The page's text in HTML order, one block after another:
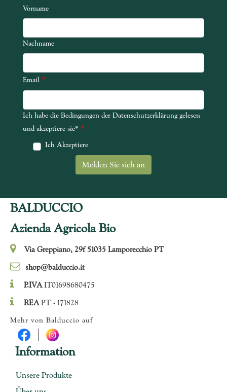
Vorname
Nachname
Email *
Ich habe die Bedingungen der Datenschutzerklärung gelesen und
Ich habe die Bedingungen der Datenschutzerklärung gelesen
und akzeptiere sie* *
Ich Akzeptiere
BALDUCCIO
Azienda Agricola Bio
Via Greppiano, 29f 51035 Lamporecchio PT
shop@balduccio.it
P.IVAIT01698680475
REAPT - 171828
Mehr von Balduccio auf
Information
Unsere Produkte